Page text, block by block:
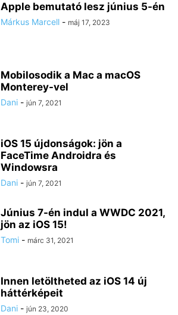
Apple bemutató lesz június 5-én
Márkus Marcell - máj 17, 2023
Mobilosodik a Mac a macOS
Monterey-vel
Dani - jún 7, 2021
iOS 15 újdonságok: jön a
FaceTime Androidra és
Windowsra
Dani - jún 7, 2021
Június 7-én indul a WWDC 2021,
jön az iOS 15!
Tomi - márc 31, 2021
Innen letöltheted az iOS 14 új
háttérképeit
Dani - jún 23, 2020